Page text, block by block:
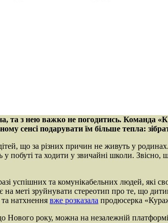
та з нею важко не погодитись. Команда
сенсі подарувати їм більше тепла:
що за різних причин не живуть у
побуті та ходити у звичайні школи.
успішних та комунікабельних людей, які
на меті зруйнувати стереотип про те, що
натхнення вже розказала продюсерка
Нового року, можна на незалежній